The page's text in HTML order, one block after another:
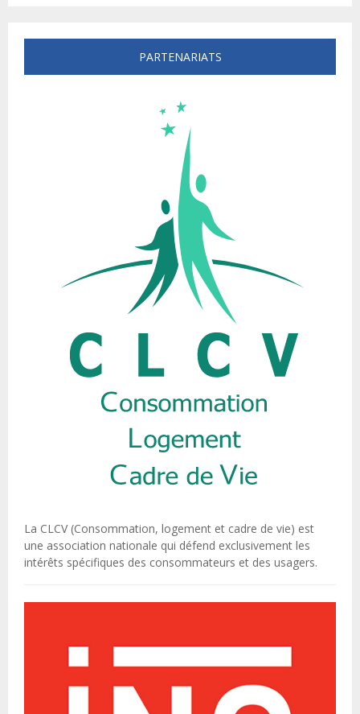
PARTENARIATS
La CLCV (Consommation, logement et cadre de vie) est
une association nationale qui défend exclusivement les
intérêts spécifiques des consommateurs et des usagers.